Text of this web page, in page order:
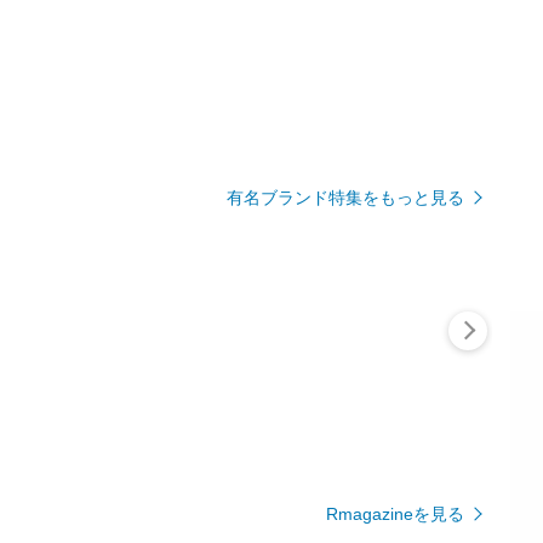
有名ブランド特集をもっと見る
Rmagazineを見る